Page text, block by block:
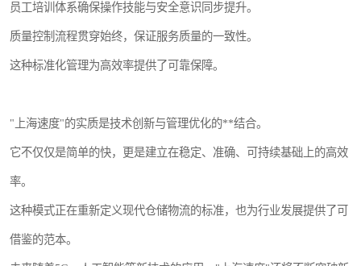
员工培训体系确保操作技能与安全意识同步提升。
质量控制流程贯穿始终，保证服务质量的一致性。
这种标准化管理为高效率提供了可靠保障。
"上海速度"的实质是技术创新与管理优化的**结合。
它不仅仅是简单的快，更是建立在稳定、准确、可持续基础上的高效
率。
这种模式正在重新定义现代仓储物流的标准，也为行业发展提供了可
借鉴的范本。